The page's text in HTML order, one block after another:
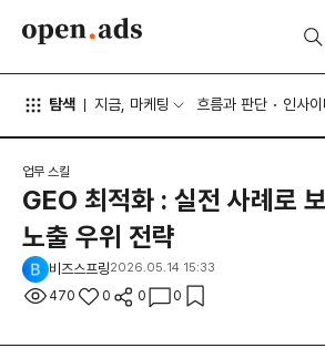
탐색 지금, 마케팅 흐름과 판단 인사이
업무 스킬
GEO 최적화 : 실전 사례로
노출 우위 전략
비즈스프링2026.05.14 15:33
470 0 0 0